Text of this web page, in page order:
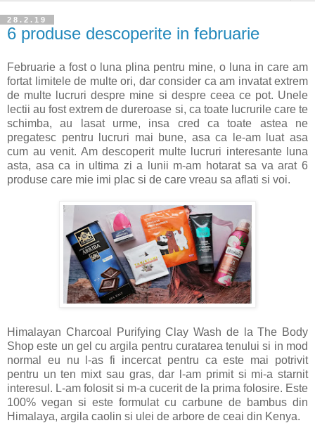
28.2.19
6 produse descoperite in februarie
Februarie a fost o luna plina pentru mine, o luna in care am
fortat limitele de multe ori, dar consider ca am invatat extrem
de multe lucruri despre mine si despre ceea ce pot. Unele
lectii au fost extrem de dureroase si, ca toate lucrurile care te
schimba, au lasat urme, insa cred ca toate astea ne
pregatesc pentru lucruri mai bune, asa ca le-am luat asa
cum au venit. Am descoperit multe lucruri interesante luna
asta, asa ca in ultima zi a lunii m-am hotarat sa va arat 6
produse care mie imi plac si de care vreau sa aflati si voi.
Himalayan Charcoal Purifying Clay Wash de la The Body
Shop este un gel cu argila pentru curatarea tenului si in mod
normal eu nu l-as fi incercat pentru ca este mai potrivit
pentru un ten mixt sau gras, dar l-am primit si mi-a starnit
interesul. L-am folosit si m-a cucerit de la prima folosire. Este
100% vegan si este formulat cu carbune de bambus din
Himalaya, argila caolin si ulei de arbore de ceai din Kenya.